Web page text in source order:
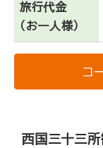
旅行代金
（お一人様）
コ
西国三十三